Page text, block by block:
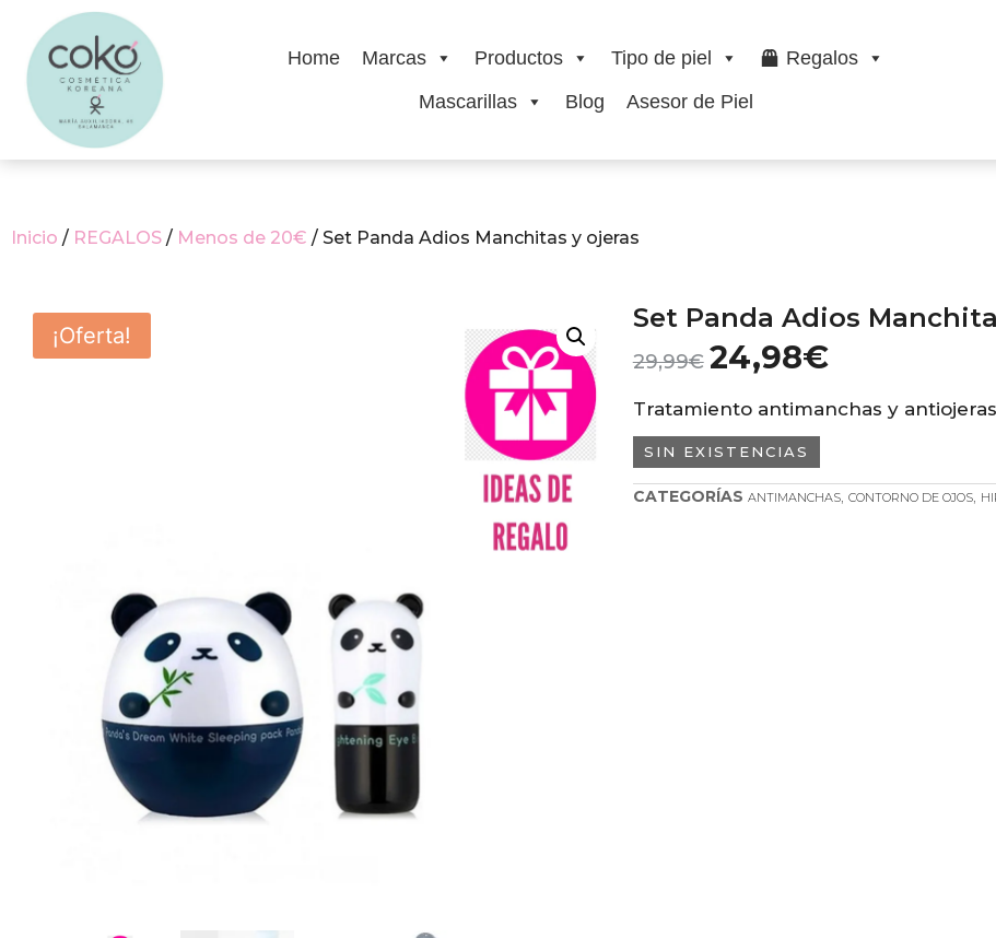
Home Marcas Productos Tipo de piel
Regalos
Mascarillas
Blog Asesor de Piel
Inicio / REGALOS / Menos de 20€ / Set Panda Adios Manchitas y ojeras
¡Oferta!
Set Panda Adios
29,99€ 24,98€
Tratamiento antimanchas y antiojeras
SIN EXISTENCIAS
CATEGORÍAS ANTIMANCHAS, CONTORNO DE OJOS,